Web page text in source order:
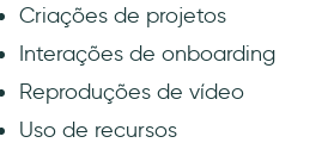
Criações de projetos
Interações de onboarding
Reproduções de vídeo
Uso de recursos